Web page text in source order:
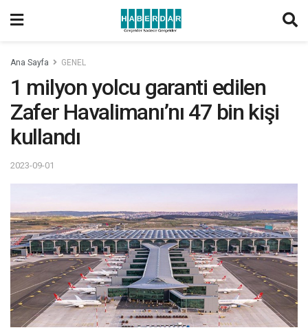
Ana Sayfa GENEL
1 milyon yolcu garanti edilen
Zafer Havalimanı’nı 47 bin kişi
kullandı
2023-09-01